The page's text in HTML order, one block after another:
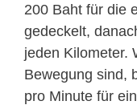
200 Baht für die
gedeckelt,
jeden Kilometer.
Bewegung sind,
pro Minute für